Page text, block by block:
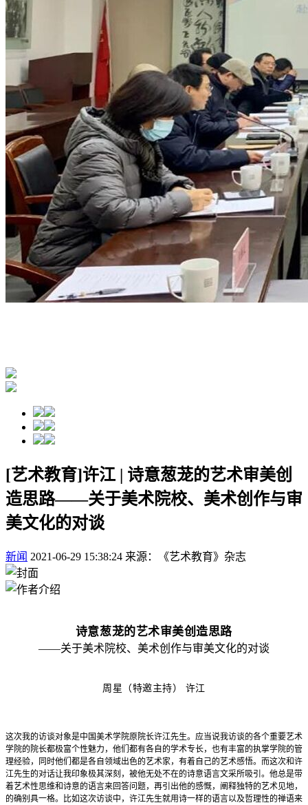
[艺术教育]许江 | 诗意葱茏的艺术审美创
造思路——关于美术院校、美术创作与审
美文化的对谈
新闻 2021-06-29 15:38:24 来源：《艺术教育》杂志
诗意葱茏的艺术审美创造思路
——关于美术院校、美术创作与审美文化的对谈
周星（特邀主持） 许江
这次我的访谈对象是中国美术学院原院长许江先生。应当说我访谈的各个重要艺术
学院的院长都极富个性魅力，他们都有各自的学术专长，也有丰富的执掌学院的管
理经验，同时他们都是各自领域出色的艺术家，有着自己的艺术感悟。而这次和许
江先生的对话让我印象极其深刻，被他无处不在的诗意语言文采所吸引。他总是带
着艺术性思维和诗意的语言来回答问题，再引出他的感慨，阐释独特的艺术见地，
的确别具一格。比如这次访谈中，许江先生就用诗一样的语言以及哲理性的禅语来